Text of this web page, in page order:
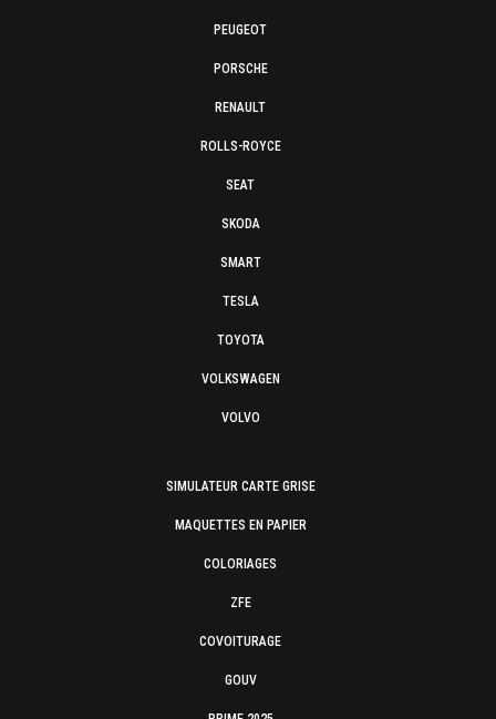
PEUGEOT
PORSCHE
RENAULT
ROLLS-ROYCE
SEAT
SKODA
SMART
TESLA
TOYOTA
VOLKSWAGEN
VOLVO
SIMULATEUR CARTE GRISE
MAQUETTES EN PAPIER
COLORIAGES
ZFE
COVOITURAGE
GOUV